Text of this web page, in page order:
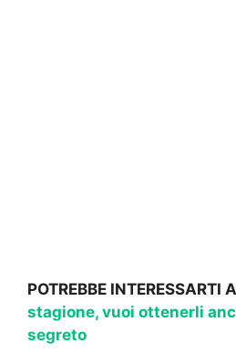
POTREBBE INTERESSARTI
stagione, vuoi ottenerli
segreto